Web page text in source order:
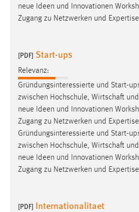
neue Ideen und Innovationen
Zugang zu Netzwerken und
[PDF] Start-ups
Relevanz:
Gründungsinteressierte und Start-
zwischen Hochschule, Wirtschaft
neue Ideen und Innovationen
Zugang zu Netzwerken und
Gründungsinteressierte und Start-
zwischen Hochschule, Wirtschaft
neue Ideen und Innovationen
Zugang zu Netzwerken und
[PDF] Internationalitaet
Name:
MibewSessionID, MIBEW_UserID,
Zweck:
Cookie Laufzeit:
MibewSessionID, mibew-chat-frame-
Login
Name:
fe_user, be_user,
Dieser Cookie ist notwendig um sich